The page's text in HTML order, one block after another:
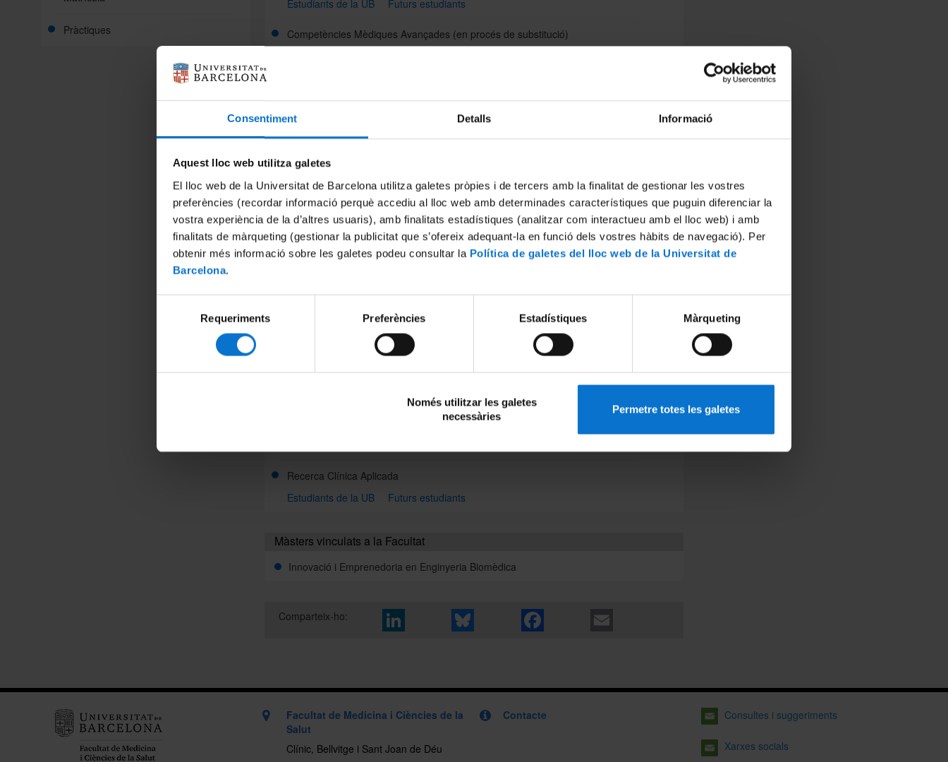
Consentiment Detalls Informació
Aquest lloc web utilitza galetes
El lloc web de la Universitat de Barcelona utilitza galetes pròpies i de tercers amb la finalitat de gestionar les vostres
preferències (recordar informació perquè accediu al lloc web amb determinades característiques que puguin diferenciar la
vostra experiència de la d’altres usuaris), amb finalitats estadístiques (analitzar com interactueu amb el lloc web) i amb
finalitats de màrqueting (gestionar la publicitat que s’ofereix adequant-la en funció dels vostres hàbits de navegació). Per
obtenir més informació sobre les galetes podeu consultar la Política de galetes del lloc web de la Universitat de
Barcelona.
consentiment
Requeriments Preferències Estadístiques Màrqueting
Només utilitzar les galetes
necessàries
Permetre totes les galetes
Pràctiques
Estudiants de la UB
Futurs estudiants
Competències Mèdiques Avançades (en procés de substitució)
Erasmus Mundus en Innovacions en Ciències Biològiques i Bioenginyeria per
Estudiants de la UB
Iniciació a la Recerca en Salut Mental
Estudiants de la UB
Futurs estudiants
Innovació i Emprenedoria en Nutrició, Malalties Cròniques i Envelliment
Investigació sobre el Càncer
Futurs estudiants
Medicina Translacional
(en procés de substitució)
Recerca Clínica Aplicada
Estudiants de la UB
Futurs estudiants
Màsters vinculats a la Facultat
Innovació i Emprenedoria en Enginyeria Biomèdica
Comparteix-ho:
Facultat de Medicina i Ciències de la
Salut
Clínic, Bellvitge i Sant Joan de Déu
Contacte Consultes i suggeriments
Xarxes socials